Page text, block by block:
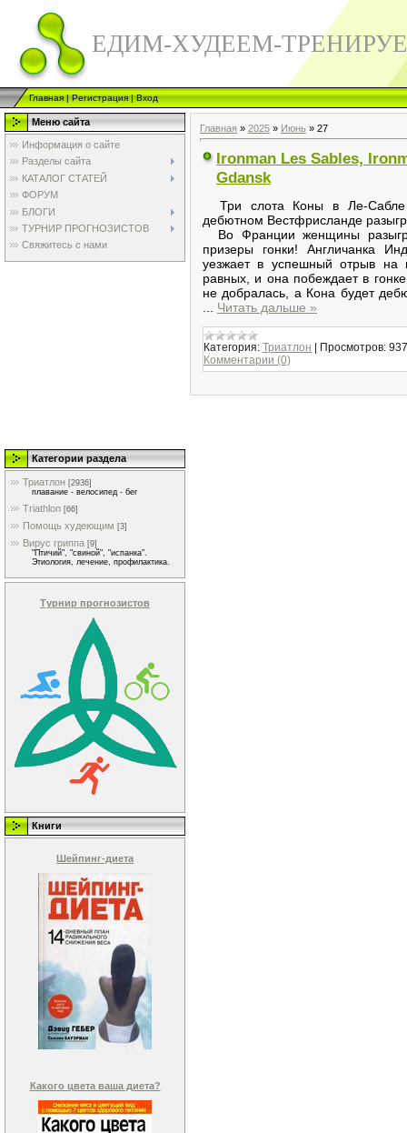
ЕДИМ-ХУДЕЕМ-
Главная|Регистрация|Вход
Меню сайта
Информация о сайте
Разделы сайта
КАТАЛОГ СТАТЕЙ
ФОРУМ
БЛОГИ
ТУРНИР ПРОГНОЗИСТОВ
Свяжитесь с нами
Категории раздела
Триатлон [2936]
плавание - велосипед - бег
Triathlon [66]
Помощь худеющим [3]
Вирус гриппа [9]
"Птичий", "свиной", "испанка".
Этиология, лечение, профилактика.
Турнир прогнозистов
Книги
Шейпинг-диета
Какого цвета ваша диета?
Главная » 2025 » Июнь » 27
Ironman Les Sables,
Gdansk
Три слота Коны в Ле-
дебютном Вестфрисланде
Во Франции женщины
призеры гонки! Англичанка
уезжает в успешный отрыв
равных, и она побеждает в
не добралась, а Кона будет
... Читать дальше »
Категория: Триатлон Просмотров: 937
Комментарии (0)